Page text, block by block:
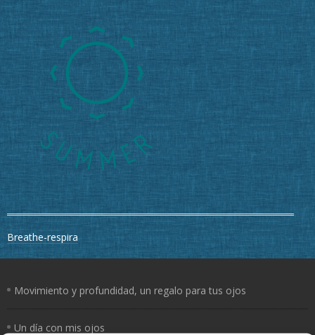
Navegación
de
Breathe-respira
Movimiento y profundidad, un regalo para tus ojos
Un día con mis ojos